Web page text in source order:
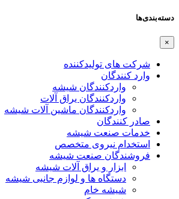
دسته‌بندی‌ها
×
شرکت های تولیدکننده
وارد کنندگان
واردکنندگان شیشه
واردکنندگان یراق آلات
واردکنندگان ماشین آلات شیشه
صادر کنندگان
خدمات صنعت شیشه
استخدام نیروی متخصص
فروشندگان صنعت شیشه
ابزار و یراق آلات شیشه
دستگاه ها و لوازم جانبی شیشه
شیشه خام